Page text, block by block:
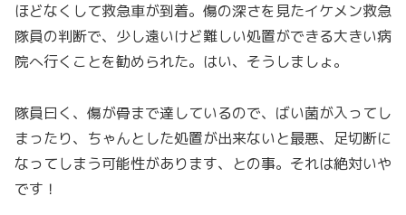
ほどなくして救急車が到着。傷の深さを見たイケメン救急
隊員の判断で、少し遠いけど難しい処置ができる大きい病
院へ行くことを勧められた。はい、そうしましょ。
隊員曰く、傷が骨まで達しているので、ばい菌が入ってし
まったり、ちゃんとした処置が出来ないと最悪、足切断に
なってしまう可能性があります、との事。それは絶対いや
です！